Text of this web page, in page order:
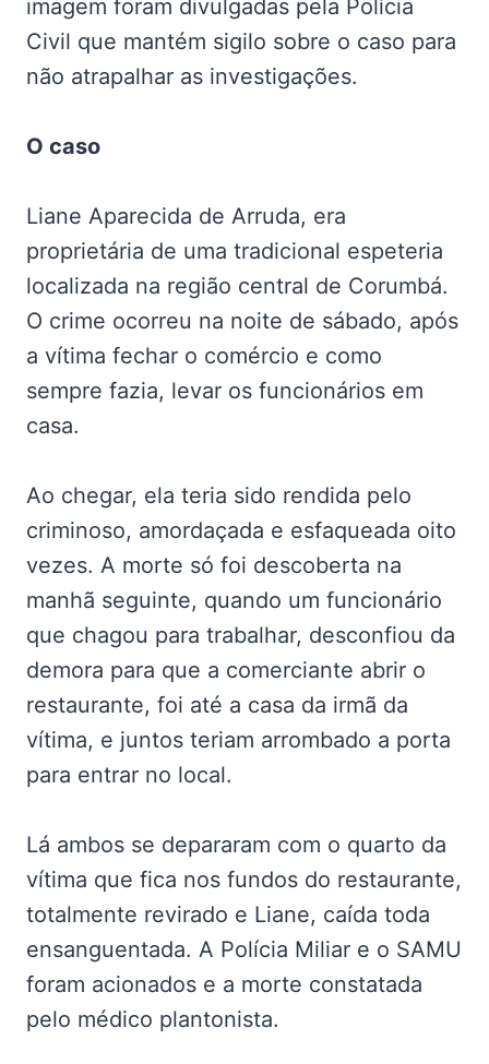
imagem foram divulgadas pela Polícia
Civil que mantém sigilo sobre o caso para
não atrapalhar as investigações.
O caso
Liane Aparecida de Arruda, era
proprietária de uma tradicional espeteria
localizada na região central de Corumbá.
O crime ocorreu na noite de sábado, após
a vítima fechar o comércio e como
sempre fazia, levar os funcionários em
casa.
Ao chegar, ela teria sido rendida pelo
criminoso, amordaçada e esfaqueada oito
vezes. A morte só foi descoberta na
manhã seguinte, quando um funcionário
que chagou para trabalhar, desconfiou da
demora para que a comerciante abrir o
restaurante, foi até a casa da irmã da
vítima, e juntos teriam arrombado a porta
para entrar no local.
Lá ambos se depararam com o quarto da
vítima que fica nos fundos do restaurante,
totalmente revirado e Liane, caída toda
ensanguentada. A Polícia Miliar e o SAMU
foram acionados e a morte constatada
pelo médico plantonista.